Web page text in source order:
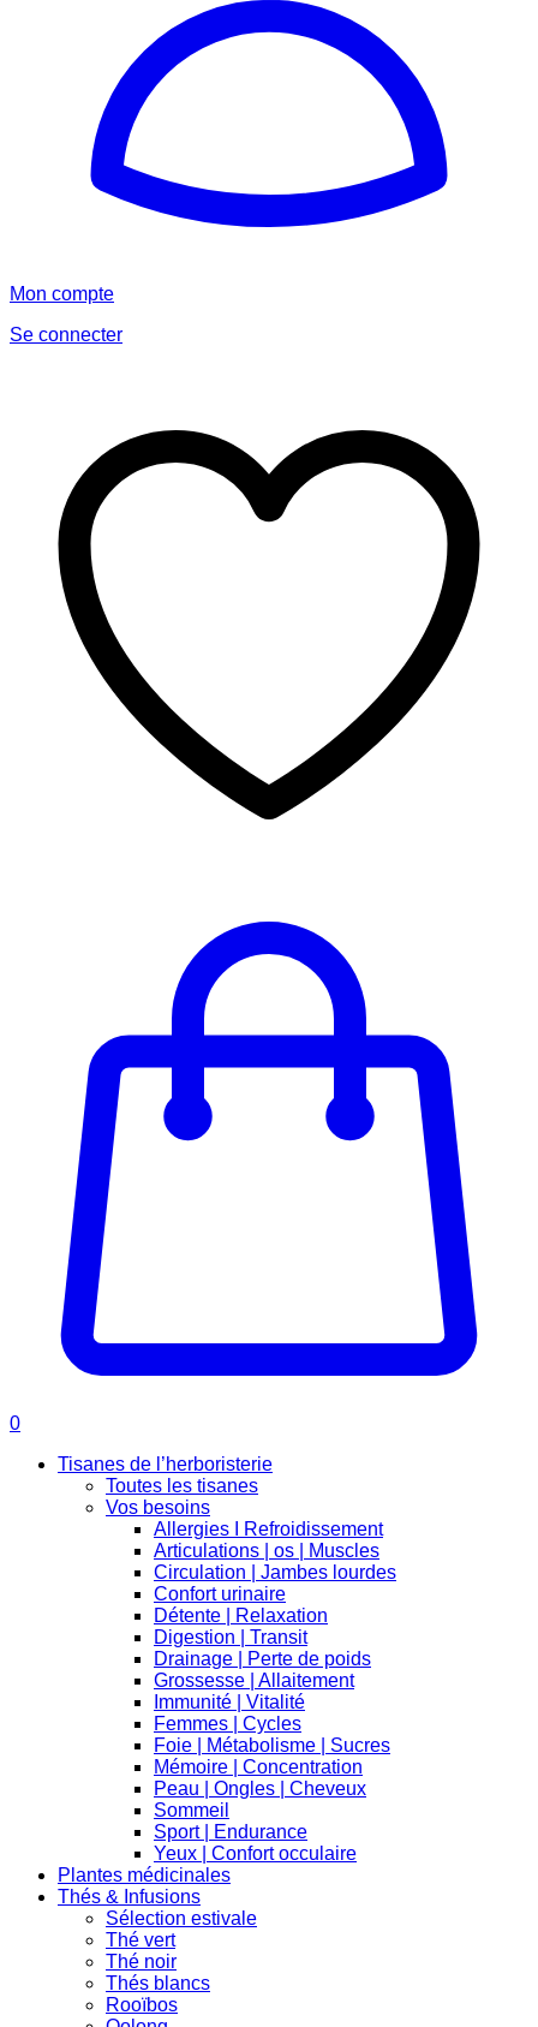
Mon compte
Se connecter
0
Tisanes de l’herboristerie
Toutes les tisanes
Vos besoins
Allergies I Refroidissement
Articulations | os | Muscles
Circulation | Jambes lourdes
Confort urinaire
Détente | Relaxation
Digestion | Transit
Drainage | Perte de poids
Grossesse | Allaitement
Immunité | Vitalité
Femmes | Cycles
Foie | Métabolisme | Sucres
Mémoire | Concentration
Peau | Ongles | Cheveux
Sommeil
Sport | Endurance
Yeux | Confort occulaire
Plantes médicinales
Thés & Infusions
Sélection estivale
Thé vert
Thé noir
Thés blancs
Rooïbos